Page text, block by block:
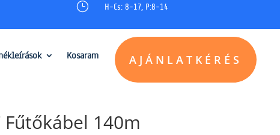
} H-Cs: 8-17, P:8-14
Kosaram AJÁNLATKÉRÉS
Fűtőkábel 140m